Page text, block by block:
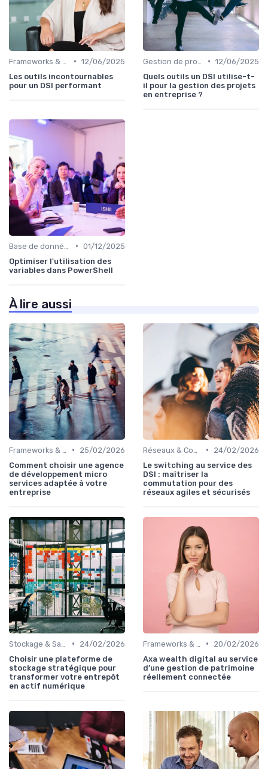
• 12/06/2025
Les outils incontournables
pour un DSI performant
• 12/06/2025
Quels outils un DSI utilise-t-
il pour la gestion des projets
en entreprise ?
• 01/12/2025
Optimiser l'utilisation des
variables dans PowerShell
À lire aussi
•
25/02/2026
Comment choisir une agence
de développement micro
services adaptée à votre
entreprise
•
24/02/2026
Le switching au service des
DSI : maîtriser la
commutation pour des
réseaux agiles et sécurisés
•
24/02/2026
Choisir une plateforme de
stockage stratégique pour
transformer votre entrepôt
en actif numérique
•
20/02/2026
Axa wealth digital au service
d’une gestion de patrimoine
réellement connectée